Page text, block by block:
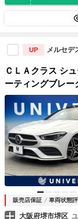
UP メルセデ
ＣＬＡクラス シ
ーティングブレ
ングルーフ レザ
ＫＧ レーダー
４色アンビエン
販売店保証 車両状態
大阪府堺市堺区